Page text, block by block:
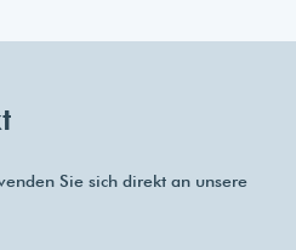
Sie sich direkt an unsere